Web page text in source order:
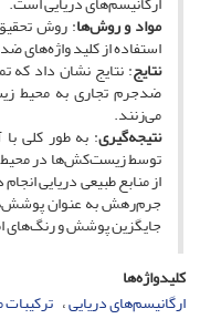
مواد و روش‌ها: روش
استفاده از کلید واژه‌های
نتایج: نتایج نشان داد
ضدجرم تجاری به محیط
می‌زنند.
نتیجه‌گیری: به طور کلی
توسط زیست‌کش‌ها در محیط
از منابع طبیعی دریایی
جرم‌رهش به عنوان
جایگزین پوشش و رنگ‌های
کلیدواژه‌ها
ارگانیسم‌های دریایی